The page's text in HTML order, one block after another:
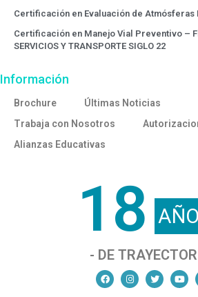
Certificación en Evaluación de Atmósferas
Certificación en Manejo Vial Preventivo –
SERVICIOS Y TRANSPORTE SIGLO 22
Información
Brochure
Últimas Noticias
Trabaja con Nosotros
Alianzas Educativas
18
- DE